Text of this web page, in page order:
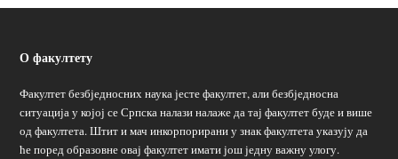
О факултету
Факултет безбједносних наука јесте факултет, али безбједносна
ситуација у којој се Српска налази налаже да тај факултет буде и више
од факултета. Штит и мач инкорпорирани у знак факултета указују да
ће поред образовне овај факултет имати још једну важну улогу.